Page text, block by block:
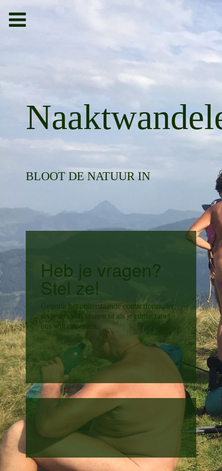
Toggle
navigation
BLOOT DE NATUUR IN
Heb je vragen?
Stel ze!
Gebruik het onderstaande contactformulier
als je iets wilt vragen of als je contact met
ons wilt opnemen.